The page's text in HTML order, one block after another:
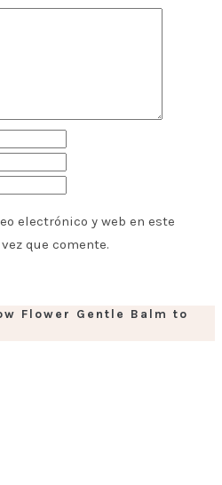
electrónico y web en este
que comente.
Flower Gentle Balm to